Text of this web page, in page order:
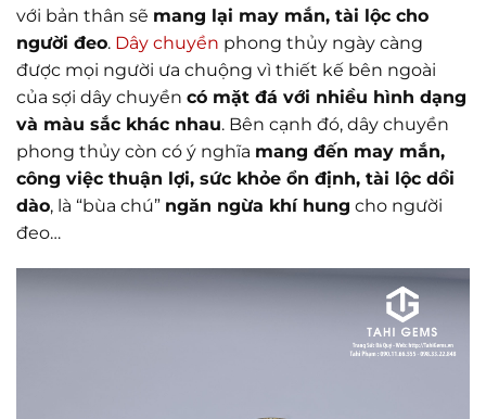
với bản thân sẽ mang lại may mắn, tài lộc cho
người đeo. Dây chuyền phong thủy ngày càng
được mọi người ưa chuộng vì thiết kế bên ngoài
của sợi dây chuyền có mặt đá với nhiều hình dạng
và màu sắc khác nhau. Bên cạnh đó, dây chuyền
phong thủy còn có ý nghĩa mang đến may mắn,
công việc thuận lợi, sức khỏe ổn định, tài lộc dồi
dào, là “bùa chú” ngăn ngừa khí hung cho người
đeo…